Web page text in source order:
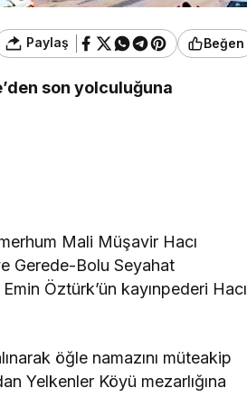
Paylaş Beğen
son yolculuğuna
Mali Müşavir Hacı
Gerede-Bolu Seyahat
Öztürk’ün kayınpederi Hacı
öğle namazını müteakip
Yelkenler Köyü mezarlığına